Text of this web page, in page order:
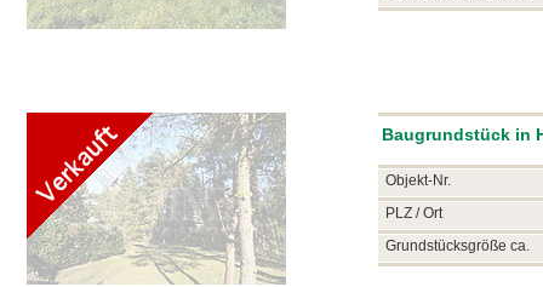
Baugrundstück in
Objekt-Nr.
PLZ / Ort
Grundstücksgröße ca.